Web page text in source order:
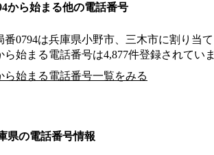
から始まる他の電話番号
番0794は兵庫県小野市、三木市に割り当
ら始まる電話番号は4,877件登録されていま
ら始まる電話番号一覧をみる
県の電話番号情報